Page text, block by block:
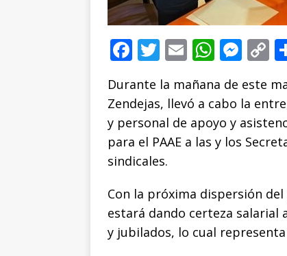
F
c
e
b
o
o
k
T
w
it
te
r
E
ai
l
W
at
s
A
p
M
ss
e
n
e
r
C
p
y
Li
k
Durante la mañana de este
Zendejas, llevó a cabo la
y personal de apoyo y
para el PAAE a las y los
sindicales.
Con la próxima dispersión
estará dando certeza salarial
y jubilados, lo cual representa